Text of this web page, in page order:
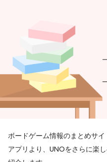
ボードゲーム情報のまとめサイ
アプリより、UNOをさらに楽